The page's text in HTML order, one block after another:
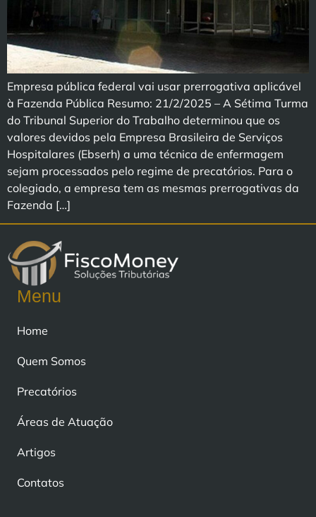
Empresa pública federal vai usar prerrogativa aplicável
à Fazenda Pública Resumo: 21/2/2025 – A Sétima Turma
do Tribunal Superior do Trabalho determinou que os
valores devidos pela Empresa Brasileira de Serviços
Hospitalares (Ebserh) a uma técnica de enfermagem
sejam processados pelo regime de precatórios. Para o
colegiado, a empresa tem as mesmas prerrogativas da
Fazenda […]
Menu
Home
Quem Somos
Precatórios
Áreas de Atuação
Artigos
Contatos